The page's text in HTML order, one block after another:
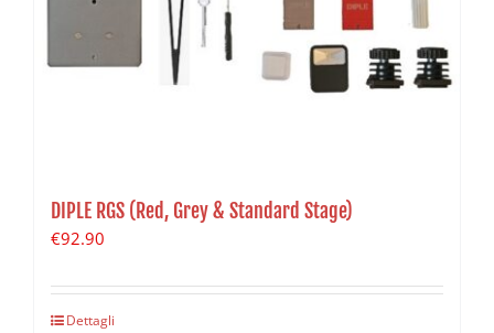
DIPLE RGS (Red, Grey & Standard Stage)
€92.90
Dettagli